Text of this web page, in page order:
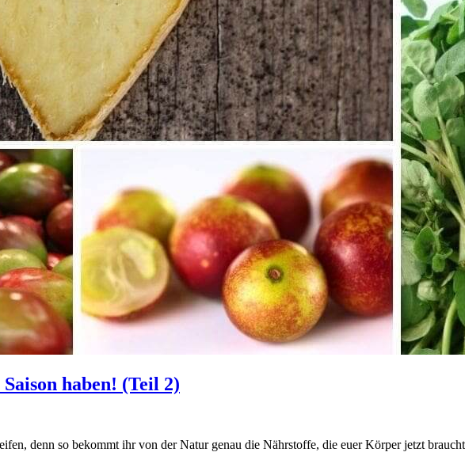
haben! (Teil 2)
denn so bekommt ihr von der Natur genau die Nährstoffe, die euer Körper jetzt